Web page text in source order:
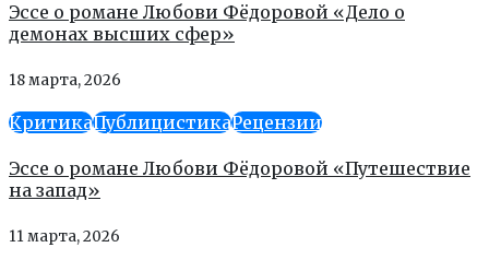
Эссе о романе Любови Фёдоровой «Дело о
демонах высших сфер»
18 марта, 2026
КритикаПублицистикаРецензии
Эссе о романе Любови Фёдоровой «Путешествие
на запад»
11 марта, 2026